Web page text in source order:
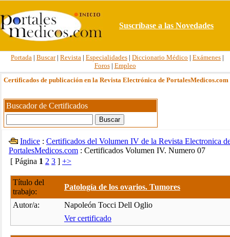
Suscríbase a las Novedades
Portada | Buscar| Revista | Especialidades | Diccionario Médico | Exámenes |
Foros| Empleo
Certificados de publicación en la Revista Electrónica de PortalesMedicos.com
Buscador de Certificados
Indice : Certificados del Volumen IV de la Revista Electronica
PortalesMedicos.com : Certificados Volumen IV. Numero 07
[ Página 1 2 3 ] +>
Título del
trabajo:
Patología de los ovarios. Tumores
Autor/a:
Napoleón Tocci Dell Oglio
Ver certificado